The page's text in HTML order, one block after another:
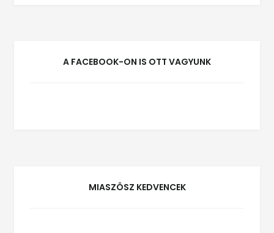
A FACEBOOK-ON IS OTT VAGYUNK
MIASZÖSZ KEDVENCEK